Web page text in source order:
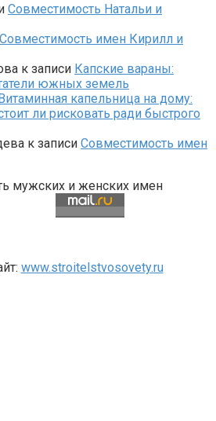
Совместимость Натальи и
Совместимость имен Кирилл и
к записи Капские вараны:
южных земель
капельница на дому:
ли рисковать ради быстрого
к записи Совместимость имен
мужских и женских имен
www.stroitelstvosovety.ru